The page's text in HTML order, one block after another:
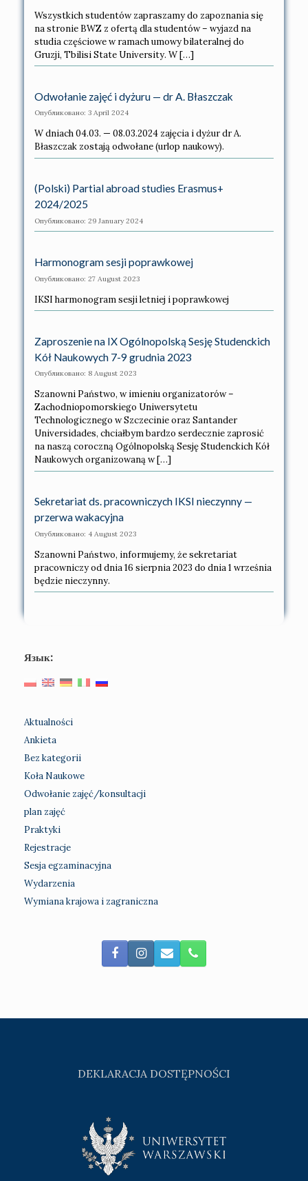
Wszystkich studentów zapraszamy do zapoznania się
na stronie BWZ z ofertą dla studentów – wyjazd na
studia częściowe w ramach umowy bilateralnej do
Gruzji, Tbilisi State University. W […]
Odwołanie zajęć i dyżuru — dr A. Błaszczak
Опубликовано: 3 April 2024
W dniach 04.03. — 08.03.2024 zajęcia i dyżur dr A.
Błaszczak zostają odwołane (urlop naukowy).
(Polski) Partial abroad studies Erasmus+
2024/2025
Опубликовано: 29 January 2024
Harmonogram sesji poprawkowej
Опубликовано: 27 August 2023
IKSI harmonogram sesji letniej i poprawkowej
Zaproszenie na IX Ogólnopolską Sesję Studenckich
Kół Naukowych 7-9 grudnia 2023
Опубликовано: 8 August 2023
Szanowni Państwo, w imieniu organizatorów –
Zachodniopomorskiego Uniwersytetu
Technologicznego w Szczecinie oraz Santander
Universidades, chciałbym bardzo serdecznie zaprosić
na naszą coroczną Ogólnopolską Sesję Studenckich Kół
Naukowych organizowaną w […]
Sekretariat ds. pracowniczych IKSI nieczynny —
przerwa wakacyjna
Опубликовано: 4 August 2023
Szanowni Państwo, informujemy, że sekretariat
pracowniczy od dnia 16 sierpnia 2023 do dnia 1 września
będzie nieczynny.
Язык:
Aktualności
Ankieta
Bez kategorii
Koła Naukowe
Odwołanie zajęć/konsultacji
plan zajęć
Praktyki
Rejestracje
Sesja egzaminacyjna
Wydarzenia
Wymiana krajowa i zagraniczna
DEKLARACJA DOSTĘPNOŚCI